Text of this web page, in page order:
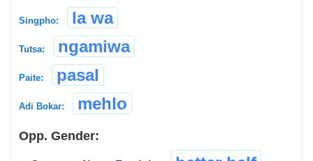
Singpho: la wa
Tutsa: ngamiwa
Paite: pasal
Adi Bokar: mehlo
Opp. Gender: